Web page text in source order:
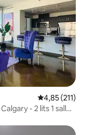
Note
4,85 (211)
- 2 lits 1 salle